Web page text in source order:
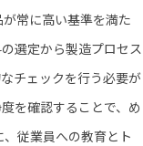
常に高い基準を満た
選定から製造プロセス
チェックを行う必要が
を確認することで、め
従業員への教育とト